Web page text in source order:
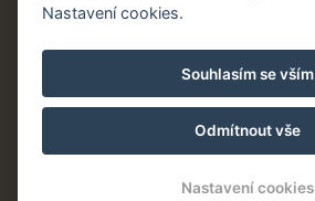
Nastavení cookies.
Souhlasím se vším
Odmítnout vše
Nastavení cookies